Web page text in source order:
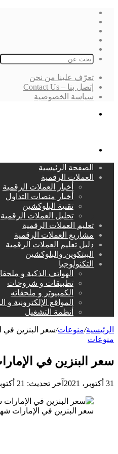
تعرّف علينا من نحن
إتصل بنا – Contact Us
سياسة الخصوصية
الصفحة الرئيسية
العملات الرقمية
أخبار العملات الرقمية
أخبار منصات التداول
تقنية البلوكشين
تحليل العملات الرقمية
تعليم العملات الرقمية
مشاريع العملات الرقمية
دليل تعليم العملات الرقمية
البيتكوين والبلوكشين
التكنولوجيا
الهواتف الذكية و
تطبيقات و شروحات
الكمبيوتر و ملحقاته
المواقع الإلكترونية و
أنظمة التشغيل
الرئيسية/منوعات/سعر البنزين في
منوعات
سعر البنزين في الإمارات
31 أكتوبر، 2021 آخر تحديث: 21 أكتوبر، 2023
سعر البنزين في الإمارات شهر